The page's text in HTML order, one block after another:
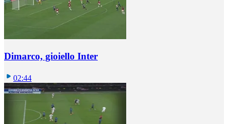
Dimarco, gioiello Inter
02:44